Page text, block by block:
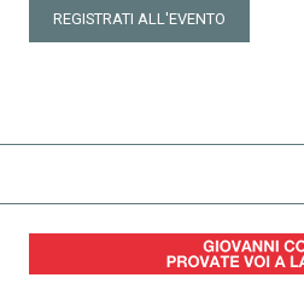
REGISTRATI ALL'EVENTO